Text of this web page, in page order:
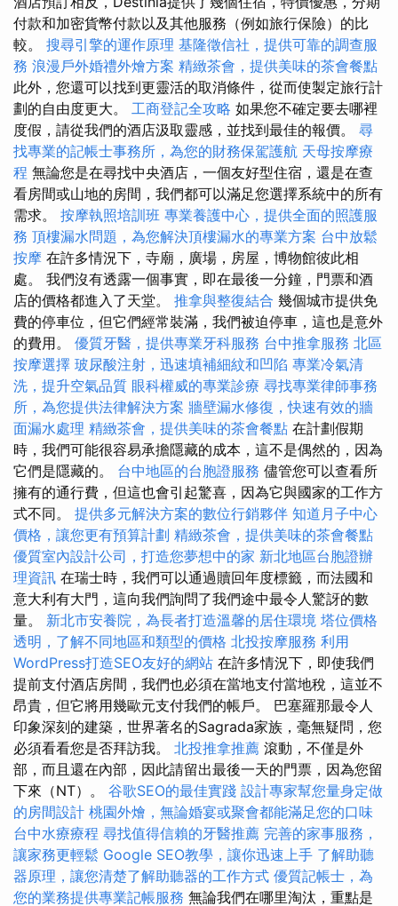
付款和加密貨幣付款以及其他服務（例如旅行保險）的比
較。 搜尋引擎的運作原理 基隆徵信社，提供可靠的調查服
務 浪漫戶外婚禮外燴方案 精緻茶會，提供美味的茶會餐點
此外，您還可以找到更靈活的取消條件，從而使製定旅行計
劃的自由度更大。 工商登記全攻略 如果您不確定要去哪裡
度假，請從我們的酒店汲取靈感，並找到最佳的報價。 尋
找專業的記帳士事務所，為您的財務保駕護航 天母按摩療
程 無論您是在尋找中央酒店，一個友好型住宿，還是在查
看房間或山地的房間，我們都可以滿足您選擇系統中的所有
需求。 按摩執照培訓班 專業養護中心，提供全面的照護服
務 頂樓漏水問題，為您解決頂樓漏水的專業方案 台中放鬆
按摩 在許多情況下，寺廟，廣場，房屋，博物館彼此相
處。 我們沒有透露一個事實，即在最後一分鐘，門票和酒
店的價格都進入了天堂。 推拿與整復結合 幾個城市提供免
費的停車位，但它們經常裝滿，我們被迫停車，這也是意外
的費用。 優質牙醫，提供專業牙科服務 台中推拿服務 北區
按摩選擇 玻尿酸注射，迅速填補細紋和凹陷 專業冷氣清
洗，提升空氣品質 眼科權威的專業診療 尋找專業律師事務
所，為您提供法律解決方案 牆壁漏水修復，快速有效的牆
面漏水處理 精緻茶會，提供美味的茶會餐點 在計劃假期
時，我們可能很容易承擔隱藏的成本，這不是偶然的，因為
它們是隱藏的。 台中地區的台胞證服務 儘管您可以查看所
擁有的通行費，但這也會引起驚喜，因為它與國家的工作方
式不同。 提供多元解決方案的數位行銷夥伴 知道月子中心
價格，讓您更有預算計劃 精緻茶會，提供美味的茶會餐點
優質室內設計公司，打造您夢想中的家 新北地區台胞證辦
理資訊 在瑞士時，我們可以通過贖回年度標籤，而法國和
意大利有大門，這向我們詢問了我們途中最令人驚訝的數
量。 新北市安養院，為長者打造溫馨的居住環境 塔位價格
透明，了解不同地區和類型的價格 北投按摩服務 利用
WordPress打造SEO友好的網站 在許多情況下，即使我們
提前支付酒店房間，我們也必須在當地支付當地稅，這並不
昂貴，但它將用幾歐元支付我們的帳戶。 巴塞羅那最令人
印象深刻的建築，世界著名的Sagrada家族，毫無疑問，您
必須看看您是否拜訪我。 北投推拿推薦 滾動，不僅是外
部，而且還在內部，因此請留出最後一天的門票，因為您留
下來（NT）。 谷歌SEO的最佳實踐 設計專家幫您量身定做
的房間設計 桃園外燴，無論婚宴或聚會都能滿足您的口味
台中水療療程 尋找值得信賴的牙醫推薦 完善的家事服務，
讓家務更輕鬆 Google SEO教學，讓你迅速上手 了解助聽
器原理，讓您清楚了解助聽器的工作方式 優質記帳士，為
您的業務提供專業記帳服務 無論我們在哪里淘汰，重點是